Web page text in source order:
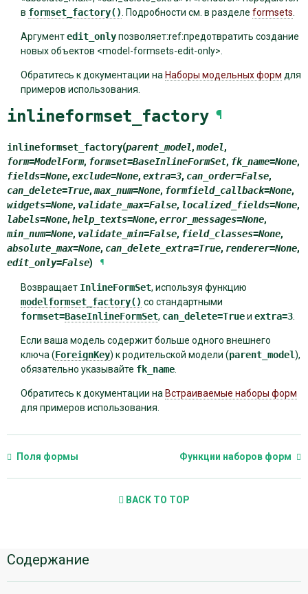
в formset_factory() . Подробности см. в разделе formsets
Аргументedit_onlyпозволяет:ref:предотвратить создание
новых объектов <model-formsets-edit-only>.
Обратитесь к документации на Наборы модельных форм для
примеров использования.
inlineformset_factory ¶
inlineformset_factory(parent_model, model,
form=ModelForm, formset=BaseInlineFormSet, fk_name=None,
fields=None, exclude=None, extra=3, can_order=False,
can_delete=True, max_num=None, formfield_callback=None,
widgets=None, validate_max=False, localized_fields=None,
labels=None, help_texts=None, error_messages=None,
min_num=None, validate_min=False, field_classes=None,
absolute_max=None, can_delete_extra=True, renderer=None,
edit_only=False) ¶
Возвращает InlineFormSet, используя функцию
modelformset_factory() со стандартными
formset=BaseInlineFormSet, can_delete=Trueи extra=3.
Если ваша модель содержит больше одного внешнего
ключа (ForeignKey) к родительской модели (parent_model),
обязательно указывайте fk_name.
Обратитесь к документации на Встраиваемые наборы форм
для примеров использования.
Поля формы Функции наборов форм
BACK TO TOP
Дополнительная
информация
Содержание